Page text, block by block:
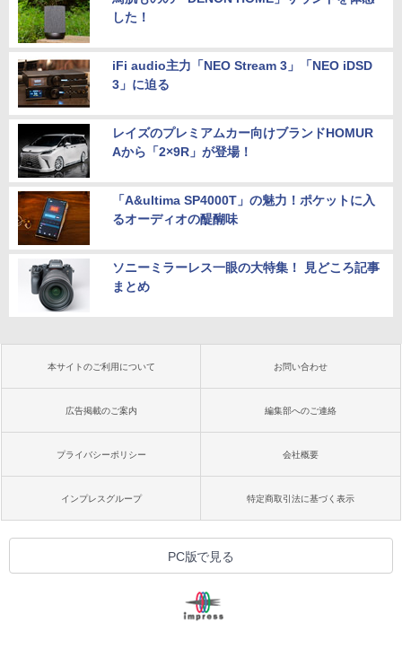
した！
iFi audio主力「NEO Stream 3」「NEO iDSD
3」に迫る
レイズのプレミアムカー向けブランドHOMUR
Aから「2×9R」が登場！
「A&ultima SP4000T」の魅力！ポケットに入
るオーディオの醍醐味
ソニーミラーレス一眼の大特集！ 見どころ記事
まとめ
本サイトのご利用について お問い合わせ
広告掲載のご案内 編集部へのご連絡
プライバシーポリシー 会社概要
インプレスグループ 特定商取引法に基づく表示
PC版で見る